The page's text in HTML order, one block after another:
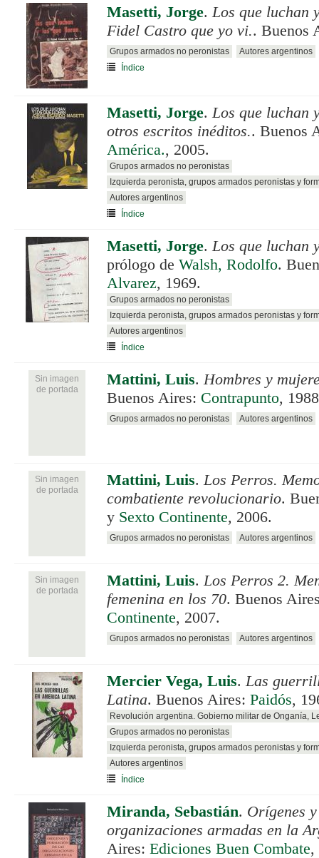
Masetti, Jorge. Los que luchan
Fidel Castro que yo vi.. Buenos
Grupos armados no peronistas
Autores argentinos
Índice
Masetti, Jorge. Los que luchan
otros escritos inéditos.. Buenos
América., 2005.
Grupos armados no peronistas
Izquierda peronista, grupos armados peronistas y
Autores argentinos
Índice
Masetti, Jorge. Los que luchan
prólogo de Walsh, Rodolfo.
Alvarez, 1969.
Grupos armados no peronistas
Izquierda peronista, grupos armados peronistas y
Autores argentinos
Índice
Sin imagen
de portada
Mattini, Luis. Hombres y
Buenos Aires: Contrapunto,
Grupos armados no peronistas Autores argentinos
Sin imagen
de portada
Mattini, Luis. Los Perros.
combatiente revolucionario.
y Sexto Continente, 2006.
Grupos armados no peronistas Autores argentinos
Sin imagen
de portada
Mattini, Luis. Los Perros 2.
femenina en los 70. Buenos
Continente, 2007.
Grupos armados no peronistas Autores argentinos
Mercier Vega, Luis. Las
Latina. Buenos Aires: Paidós,
Revolución argentina. Gobierno militar de Onganía,
Grupos armados no peronistas
Izquierda peronista, grupos armados peronistas y
Autores argentinos
Índice
Miranda, Sebastián. Orígenes
organizaciones armadas en la
Aires: Ediciones Buen Combate,